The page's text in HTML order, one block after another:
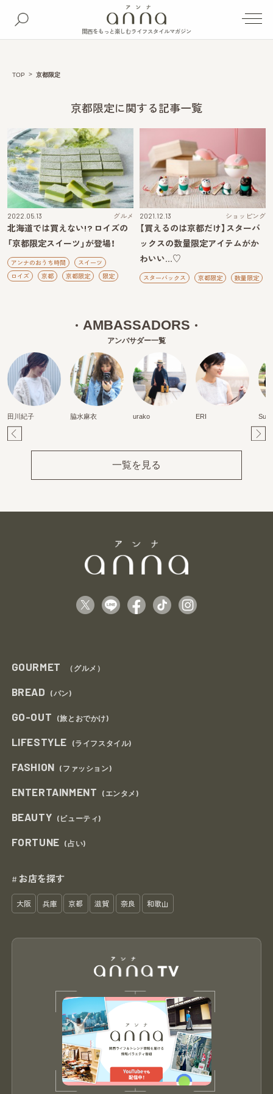
関西をもっと楽しむライフスタイルマガジン
TOP 京都限定
京都限定に関する記事一覧
2022.05.13 グルメ
北海道では買えない!? ロイズの
「京都限定スイーツ」が登場！
アンナのおうち時間
スイーツ
ロイズ
京都 京都限定 限定
2021.12.13 ショッピング
【買えるのは京都だけ】スターバ
ックスの数量限定アイテムがか
わいい…♡
スターバックス 京都限定 数量限定
AMBASSADORS
アンバサダー一覧
田川紀子 脇水麻衣 urako ERI
一覧を見る
GOURMET （グルメ）
BREAD (パン)
GO-OUT (旅とおでかけ)
LIFESTYLE (ライフスタイル)
FASHION (ファッション)
ENTERTAINMENT (エンタメ)
BEAUTY (ビューティ)
FORTUNE (占い)
# お店を探す
大阪 兵庫 京都 滋賀 奈良 和歌山